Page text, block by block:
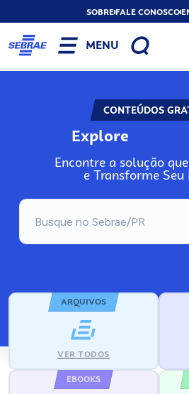
SOBREFALE CONOSCO
MENU
CONTEÚDOS
Explore
Encontre a solução
e Transforme Seu
ARQUIVOS
VER TODOS
EBOOKS